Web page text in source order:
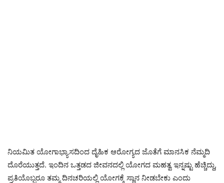
ನಿಯಮಿತ ಯೋಗಾಭ್ಯಾಸದಿಂದ ದೈಹಿಕ ಆರೋಗ್ಯದ ಜೊತೆಗೆ ಮಾನಸಿಕ ನೆಮ್ಮದಿ
ದೊರೆಯುತ್ತದೆ. ಇಂದಿನ ಒತ್ತಡದ ಜೀವನದಲ್ಲಿ ಯೋಗದ ಮಹತ್ವ ಇನ್ನಷ್ಟು ಹೆಚ್ಚಿದ್ದು,
ಪ್ರತಿಯೊಬ್ಬರೂ ತಮ್ಮ ದಿನಚರಿಯಲ್ಲಿ ಯೋಗಕ್ಕೆ ಸ್ಥಾನ ನೀಡಬೇಕು ಎಂದು